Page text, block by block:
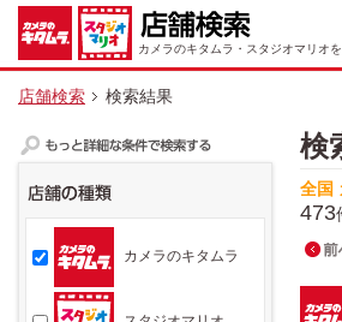
カメラのキタムラ・スタジオマリオ
店舗検索 検索結果
検
全国
473
カメラのキタムラ